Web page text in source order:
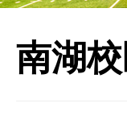
南湖